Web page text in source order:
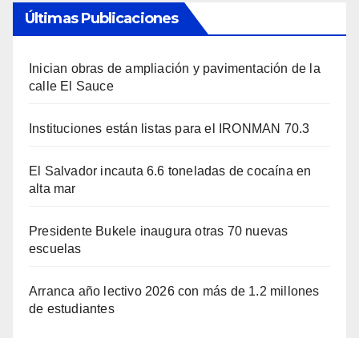
Últimas Publicaciones
Inician obras de ampliación y pavimentación de la
calle El Sauce
Instituciones están listas para el IRONMAN 70.3
El Salvador incauta 6.6 toneladas de cocaína en
alta mar
Presidente Bukele inaugura otras 70 nuevas
escuelas
Arranca año lectivo 2026 con más de 1.2 millones
de estudiantes